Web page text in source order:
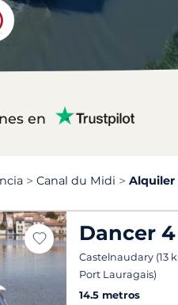
en
Canal du Midi Alquiler
Dancer 4
Castelnaudary (13
Port Lauragais)
14.5 metros